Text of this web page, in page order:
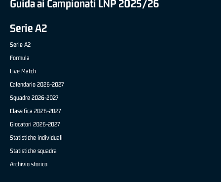
Guida ai Campionati LNP 2025/26
Serie A2
Serie A2
Formula
Live Match
Calendario 2026-2027
Squadre 2026-2027
Classifica 2026-2027
Giocatori 2026-2027
Statistiche individuali
Statistiche squadra
Archivio storico